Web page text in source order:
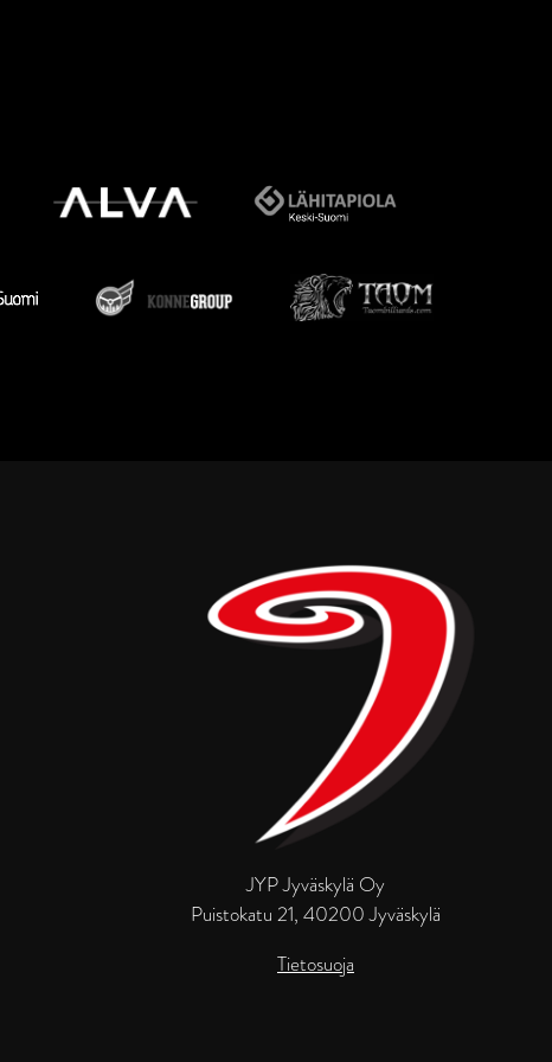
JYP Jyväskylä Oy
Puistokatu 21, 40200 Jyväskylä
Tietosuoja